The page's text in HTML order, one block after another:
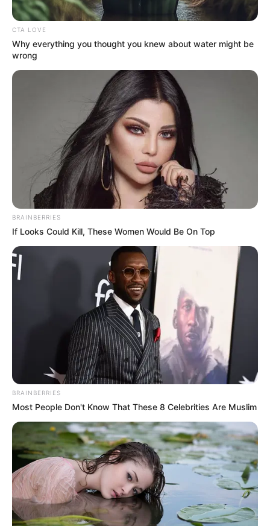
CTA LOVE
Why everything you thought you knew about water might be
wrong
BRAINBERRIES
If Looks Could Kill, These Women Would Be On Top
BRAINBERRIES
Most People Don't Know That These 8 Celebrities Are Muslim